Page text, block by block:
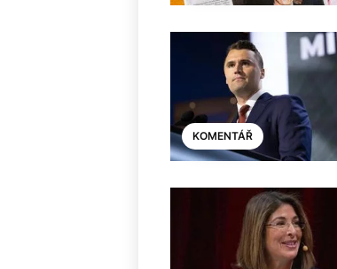
KOMENTÁŘ